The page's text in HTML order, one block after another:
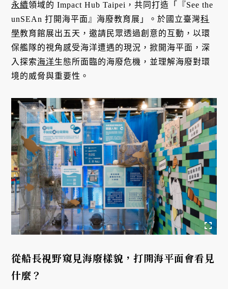
永續領域的 Impact Hub Taipei，共同打造「『See the
unSEAn 打開海平面』海廢教育展」。於國立臺灣科
學教育館展出五天，邀請民眾透過創意的互動，以環
保艦隊的視角感受海洋遭遇的現況，掀開海平面，深
入探索海洋生態所面臨的海廢危機，並理解海廢對環
境的威脅與重要性。
從船長視野窺見海廢樣貌，打開海平面會看見
什麼？